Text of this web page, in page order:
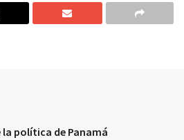
la política de Panamá